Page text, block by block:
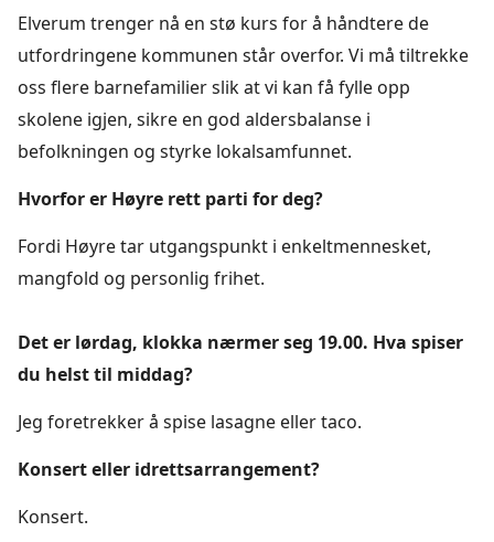
Elverum trenger nå en stø kurs for å håndtere de
utfordringene kommunen står overfor. Vi må tiltrekke
oss flere barnefamilier slik at vi kan få fylle opp
skolene igjen, sikre en god aldersbalanse i
befolkningen og styrke lokalsamfunnet.
Hvorfor er Høyre rett parti for deg?
Fordi Høyre tar utgangspunkt i enkeltmennesket,
mangfold og personlig frihet.
Det er lørdag, klokka nærmer seg 19.00. Hva spiser
du helst til middag?
Jeg foretrekker å spise lasagne eller taco.
Konsert eller idrettsarrangement?
Konsert.